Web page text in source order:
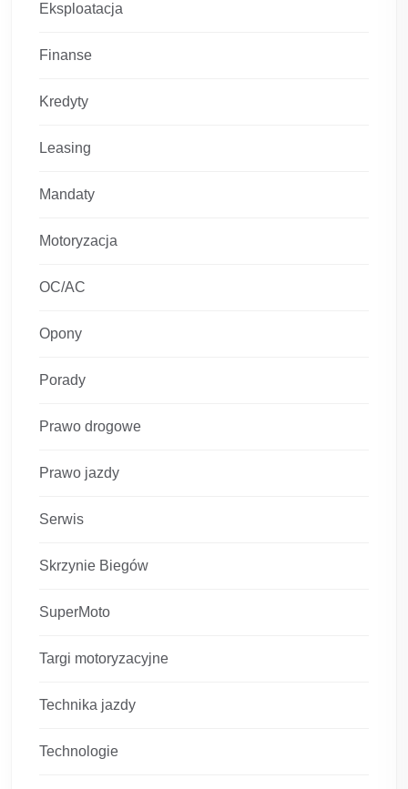
Eksploatacja
Finanse
Kredyty
Leasing
Mandaty
Motoryzacja
OC/AC
Opony
Porady
Prawo drogowe
Prawo jazdy
Serwis
Skrzynie Biegów
SuperMoto
Targi motoryzacyjne
Technika jazdy
Technologie